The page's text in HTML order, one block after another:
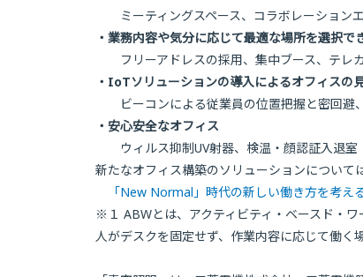
ミーティングスペース、コラボレーションエ
・業務内容や気分に応じて最適な場所を選択で
フリーアドレスの採用、集中ブース、テレ
・IoTソリューションの導入によるオフィスの
ビーコンによる従業員の位置把握と密回避
・安心安全なオフィス
ウィルス抑制UV射器、検温・顔認証入退室
新たなオフィス構築のソリューションについて
「New Normal」時代の新しい働き方を考え
※１ ABWとは、アクティビティ・ベースド・
人がデスクを固定せず、作業内容に応じて働く